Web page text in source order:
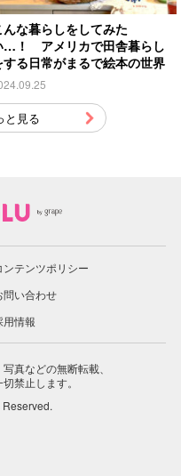
んな暮らしをしてみた
…！ アメリカで田舎暮らし
する日常がまるで絵本の世界
と見る
ンテンツポリシー
問い合わせ
用情報
真などの無断転載、
禁止します。